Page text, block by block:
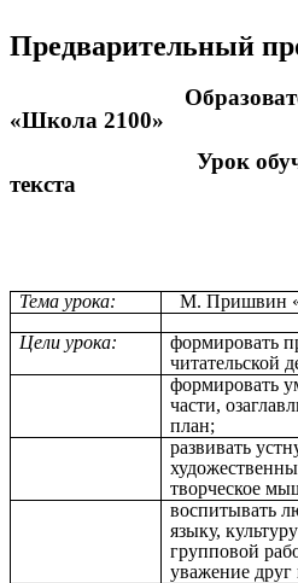
Предварительный
«Школа 2100»
Урок обучения
текста
3
Тема урока:
М. Пришвин
Цели урока:
формировать
читательской
формировать
части,
план;
развивать
творческое
воспитывать
языку,
групповой
уважение друг